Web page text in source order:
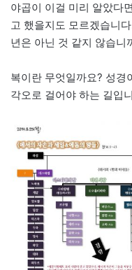
야곱이 이걸 미리 알았다
고 했을지도 모르겠습니
년은 아닌 것 같지 않습니
복이란 무엇일까요? 성경
각오로 걸어야 하는 길입